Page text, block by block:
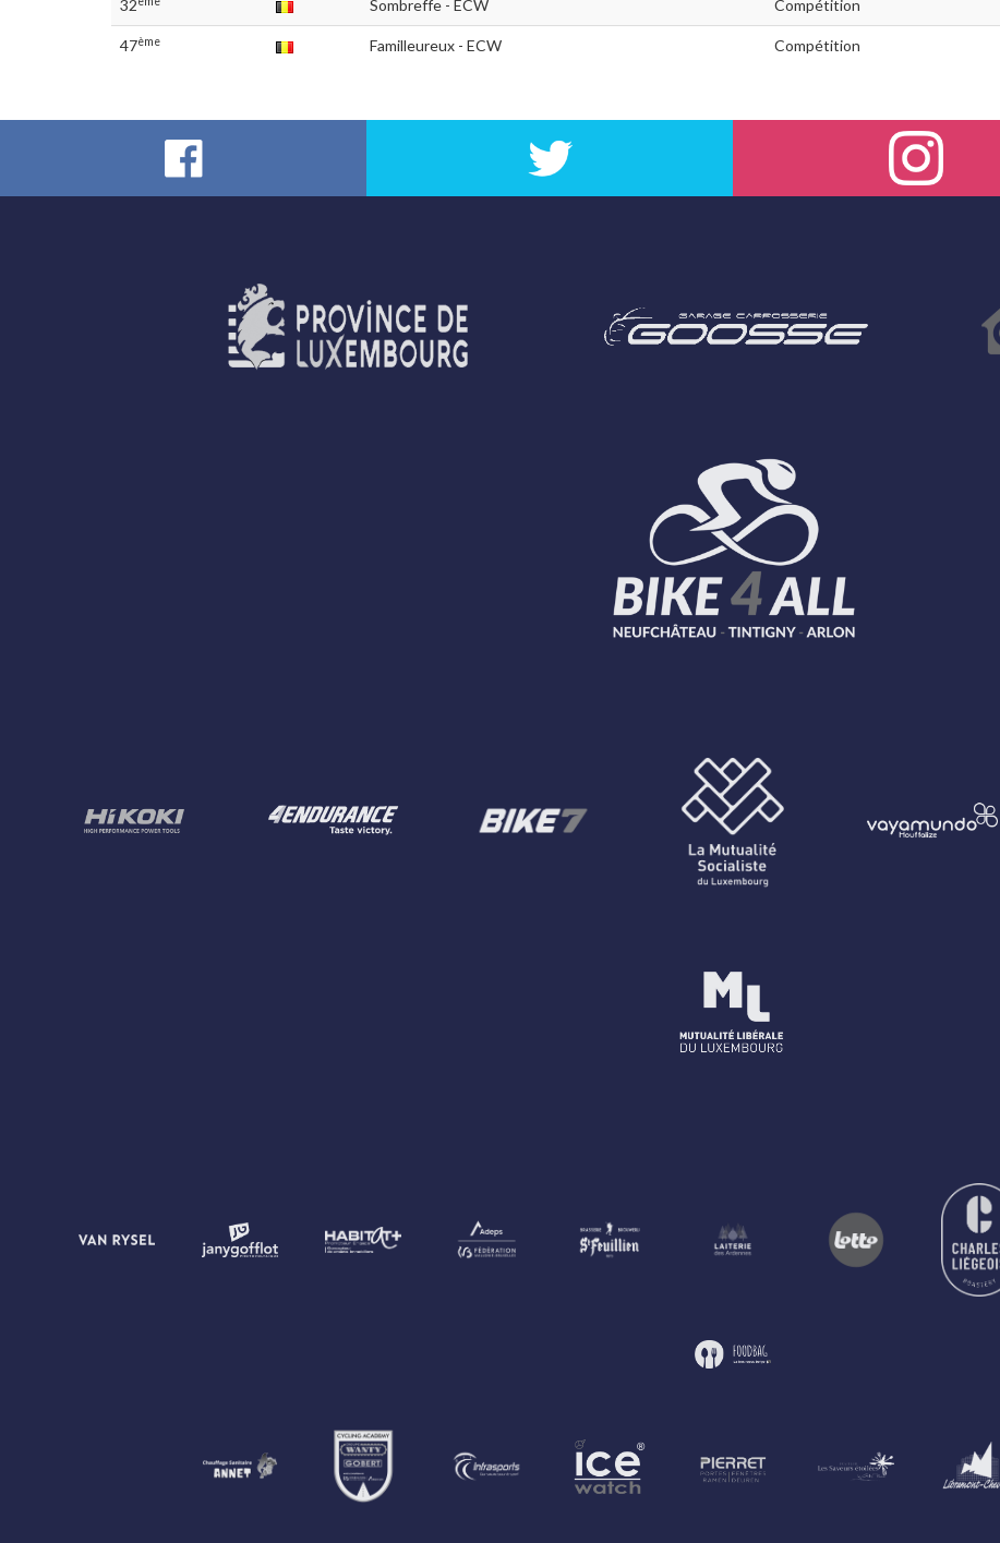
32 Sombreffe - ECW Compétition
47ème Familleureux - ECW Compétition